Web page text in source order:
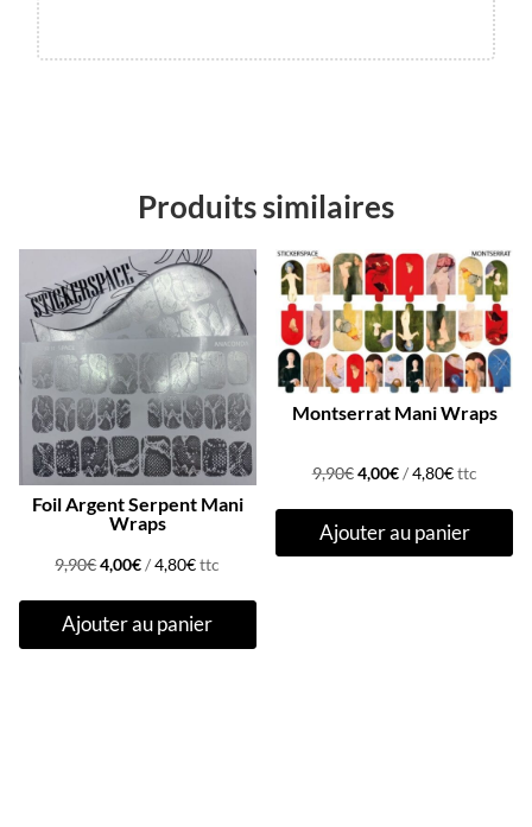
Produits similaires
Promo !
Foil Argent Serpent Mani
Wraps
9,90€Le
initial
était :
4,00€Le
actuel
est :
/4,80€ttc
Ajouter au panier
Promo !
Montserrat Mani Wraps
9,90€Le
initial
4,00€Le
actuel
/4,80€ttc
Ajouter au panier